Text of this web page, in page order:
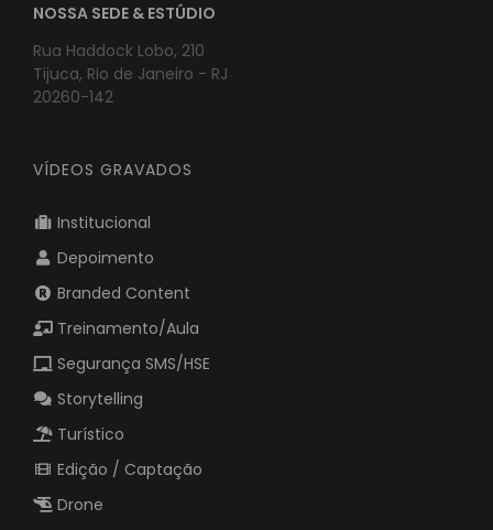
atendimento@menta.net.br
NOSSA SEDE & ESTÚDIO
Rua Haddock Lobo, 210
Institucional
Depoimento
Branded Content
Treinamento/Aula
Segurança SMS/HSE
Storytelling
Turístico
Edição / Captação